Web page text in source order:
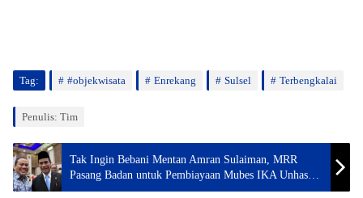
Tag: #objekwisata Enrekang Sulsel Terbengkalai
Penulis: Tim
Tak Ingin Bebani Mentan Amran Sulaiman, MRR
Pasang Badan untuk Pembiayaan Mubes IKA Unhas
2026